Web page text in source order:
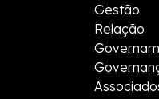
Gestão
Relação